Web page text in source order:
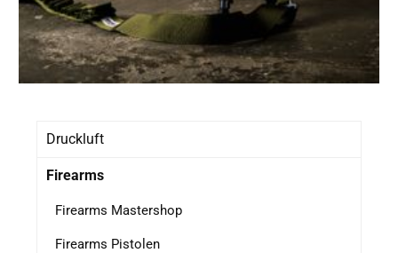
Druckluft
Firearms
Firearms Mastershop
Firearms Pistolen